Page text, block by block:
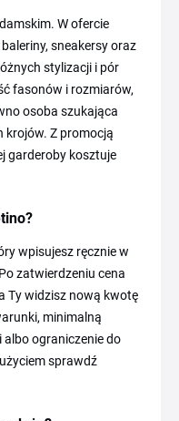
W ofercie
sneakersy oraz
stylizacji i pór
fasonów i rozmiarów,
osoba szukająca
krojów. Z promocją
garderoby kosztuje
wpisujesz ręcznie w
zatwierdzeniu cena
Ty widzisz nową kwotę
minimalną
ograniczenie do
sprawdź